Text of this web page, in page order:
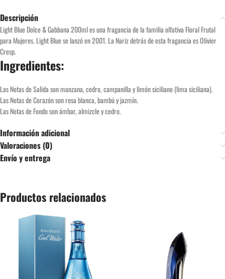
Descripción
Light Blue Dolce & Gabbana 200ml es una fragancia de la familia olfativa Floral Frutal
para Mujeres. Light Blue se lanzó en 2001. La Nariz detrás de esta fragancia es Olivier
Cresp.
Ingredientes:
Las Notas de Salida son manzana, cedro, campanilla y limón siciliano (lima siciliana).
Las Notas de Corazón son rosa blanca, bambú y jazmín.
Las Notas de Fondo son ámbar, almizcle y cedro.
Información adicional
Valoraciones (0)
Envío y entrega
Productos relacionados